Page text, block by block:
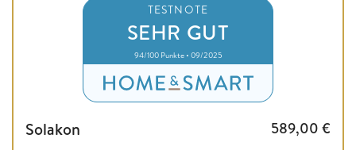
TESTNOTE
SEHR GUT
94/100 Punkte • 09/2025
Solakon 589,00 €